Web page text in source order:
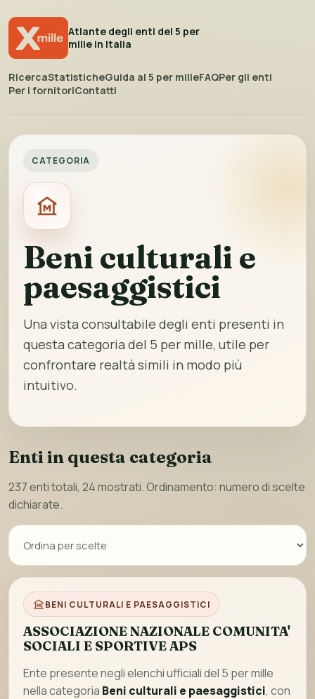
Atlante degli enti del 5 per
mille in Italia
RicercaStatisticheGuida al 5 per milleFAQPer gli enti
Per i fornitoriContatti
CATEGORIA
Beni culturali e
paesaggistici
Una vista consultabile degli enti presenti in
questa categoria del 5 per mille, utile per
confrontare realtà simili in modo più
intuitivo.
Enti in questa categoria
237 enti totali, 24 mostrati. Ordinamento: numero di scelte
dichiarate.
BENI CULTURALI E PAESAGGISTICI
ASSOCIAZIONE NAZIONALE COMUNITA'
SOCIALI E SPORTIVE APS
Ente presente negli elenchi ufficiali del 5 per mille
nella categoria Beni culturali e paesaggistici, con